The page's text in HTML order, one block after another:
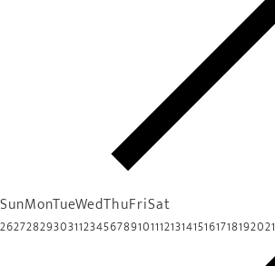
SunMonTueWedThuFriSat
262728293031123456789101112131415161718192021